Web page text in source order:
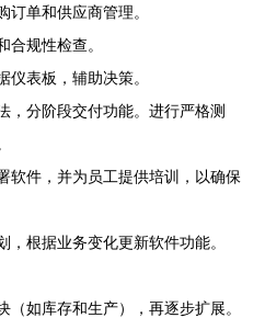
订单和供应商管理。
合规性检查。
仪表板，辅助决策。
，分阶段交付功能。进行严格测
软件，并为员工提供培训，以确保
，根据业务变化更新软件功能。
（如库存和生产），再逐步扩展。